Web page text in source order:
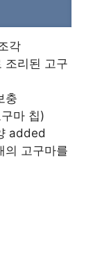
각
조리된 고구
충
마 칩)
added
의 고구마를